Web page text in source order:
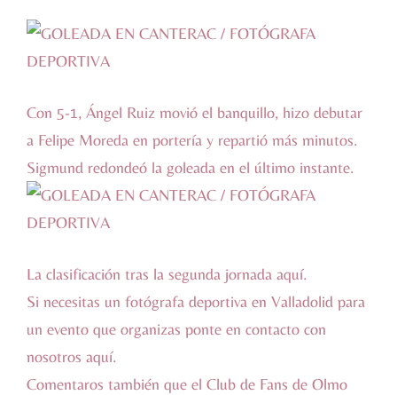
Con 5-1, Ángel Ruiz movió el banquillo, hizo debutar
a Felipe Moreda en portería y repartió más minutos.
Sigmund redondeó la goleada en el último instante.
La clasificación tras la segunda jornada aquí.
Si necesitas un fotógrafa deportiva en Valladolid para
un evento que organizas ponte en contacto con
nosotros aquí.
Comentaros también que el Club de Fans de Olmo